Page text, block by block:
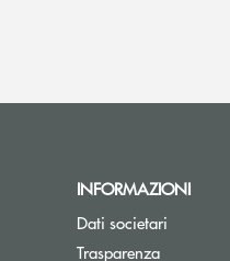
INFORMAZIONI
Dati societari
Trasparenza